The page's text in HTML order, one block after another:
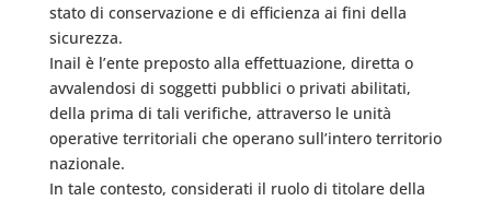
stato di conservazione e di efficienza ai fini della
sicurezza.
Inail è l’ente preposto alla effettuazione, diretta o
avvalendosi di soggetti pubblici o privati abilitati,
della prima di tali verifiche, attraverso le unità
operative territoriali che operano sull’intero territorio
nazionale.
In tale contesto, considerati il ruolo di titolare della